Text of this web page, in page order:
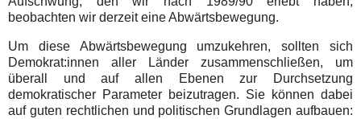
beobachten wir derzeit eine Abwärtsbewegung.
Um diese Abwärtsbewegung umzukehren, sollten sich
Demokrat:innen aller Länder zusammenschließen, um
überall und auf allen Ebenen zur Durchsetzung
demokratischer Parameter beizutragen. Sie können dabei
auf guten rechtlichen und politischen Grundlagen aufbauen: